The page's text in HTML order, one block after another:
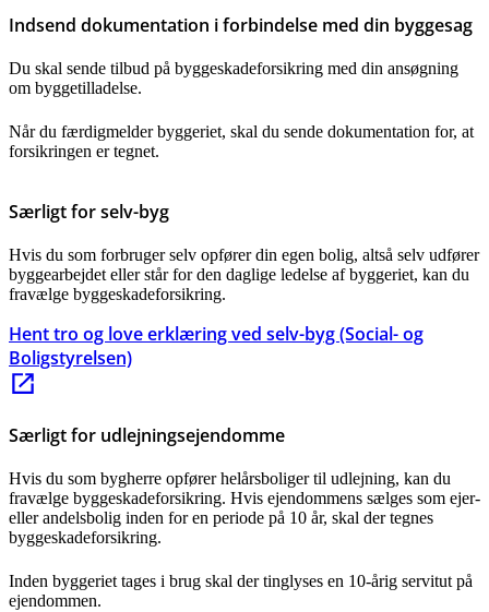
Indsend dokumentation i forbindelse med din byggesag
Du skal sende tilbud på byggeskadeforsikring med din ansøgning
om byggetilladelse.
Når du færdigmelder byggeriet, skal du sende dokumentation for, at
forsikringen er tegnet.
Særligt for selv-byg
Hvis du som forbruger selv opfører din egen bolig, altså selv udfører
byggearbejdet eller står for den daglige ledelse af byggeriet, kan du
fravælge byggeskadeforsikring.
Hent tro og love erklæring ved selv-byg (Social- og
Boligstyrelsen)
Særligt for udlejningsejendomme
Hvis du som bygherre opfører helårsboliger til udlejning, kan du
fravælge byggeskadeforsikring. Hvis ejendommens sælges som ejer-
eller andelsbolig inden for en periode på 10 år, skal der tegnes
byggeskadeforsikring.
Inden byggeriet tages i brug skal der tinglyses en 10-årig servitut på
ejendommen.